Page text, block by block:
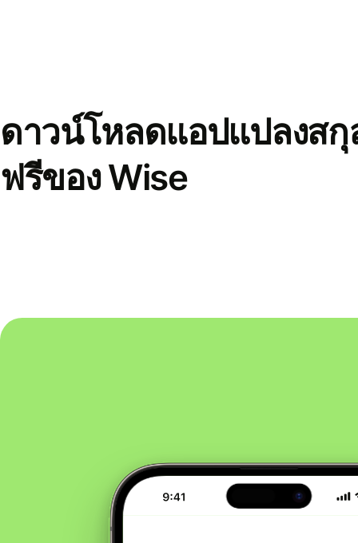
ดาวน์โหลดแอปแปลงสกุ
ฟรีของ Wise